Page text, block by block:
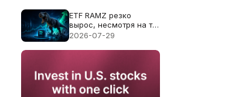
ETF RAMZ резко
вырос, несмотря на то,
что акции
памяти упали на 9%.
делает
2026-07-29